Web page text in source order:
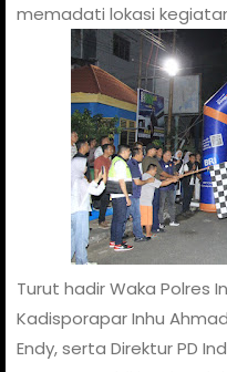
memadati lokasi
Turut hadir Waka Polres
Kadisporapar Inhu
Endy, serta Direktur PD